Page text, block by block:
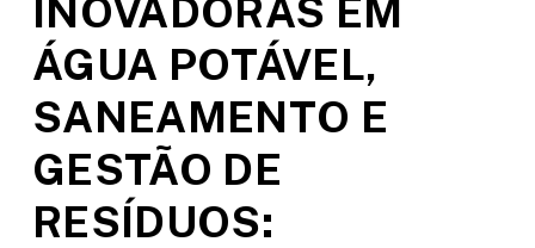
INOVADORAS EM
ÁGUA POTÁVEL,
SANEAMENTO E
GESTÃO DE
RESÍDUOS: